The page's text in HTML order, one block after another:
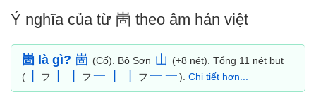
Ý nghĩa của từ 崮 theo âm hán việt
崮 là gì? 崮 (Cố). Bộ Sơn 山 (+8 nét). Tổng 11 nét but
(
フ フ一 フ一 一). Chi tiết hơn...